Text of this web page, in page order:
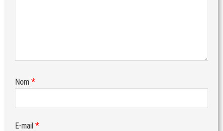
Nom *
E-mail *